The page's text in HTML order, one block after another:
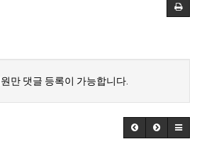
만 댓글 등록이 가능합니다.